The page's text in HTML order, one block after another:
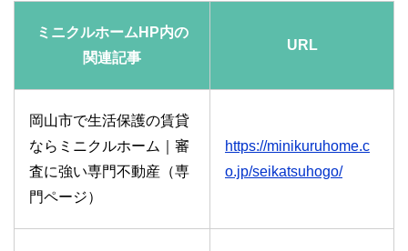
ミニクルホームHP内の
関連記事
URL
岡山市で生活保護の賃貸
ならミニクルホーム｜審
査に強い専門不動産（専
門ページ）
https://minikuruhome.c
o.jp/seikatsuhogo/